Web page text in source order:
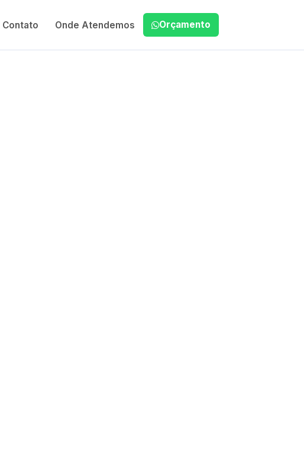
Contato Onde Atendemos Orçamento